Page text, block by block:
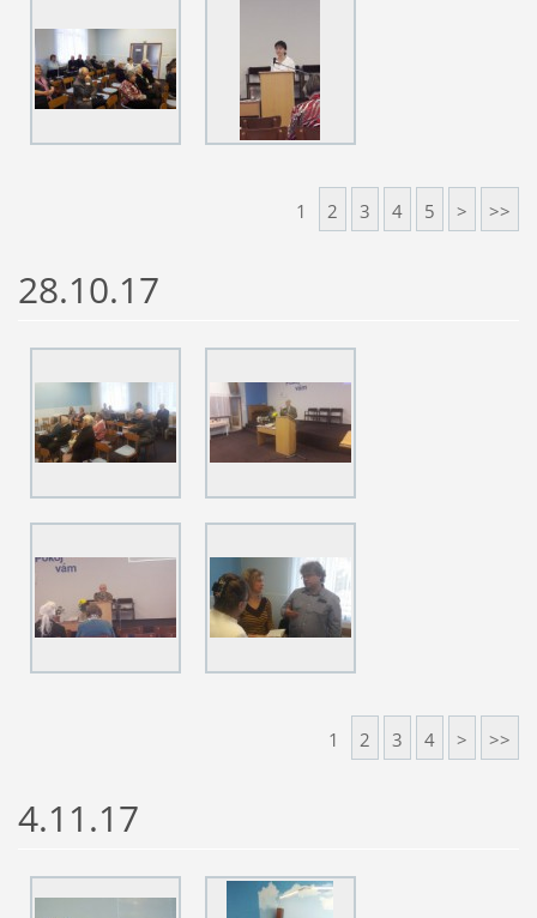
1 2 3 4 5 > >>
28.10.17
1 2 3 4 > >>
4.11.17